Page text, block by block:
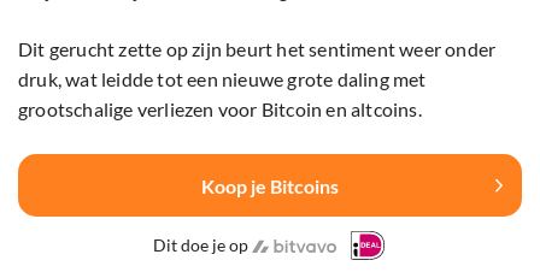
Dit gerucht zette op zijn beurt het sentiment weer onder
druk, wat leidde tot een nieuwe grote daling met
grootschalige verliezen voor Bitcoin en altcoins.
Koop je Bitcoins
Dit doe je op